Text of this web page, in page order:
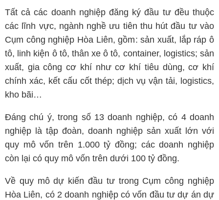
Tất cả các doanh nghiệp đăng ký đầu tư đều thuộc
các lĩnh vực, ngành nghề ưu tiên thu hút đầu tư vào
Cụm công nghiệp Hòa Liên, gồm: sản xuất, lắp ráp ô
tô, linh kiện ô tô, thân xe ô tô, container, logistics; sản
xuất, gia công cơ khí như cơ khí tiêu dùng, cơ khí
chính xác, kết cấu cốt thép; dịch vụ vận tải, logistics,
kho bãi…
Đáng chú ý, trong số 13 doanh nghiệp, có 4 doanh
nghiệp là tập đoàn, doanh nghiệp sản xuất lớn với
quy mô vốn trên 1.000 tỷ đồng; các doanh nghiệp
còn lại có quy mô vốn trên dưới 100 tỷ đồng.
Về quy mô dự kiến đầu tư trong Cụm công nghiệp
Hòa Liên, có 2 doanh nghiệp có vốn đầu tư dự án dự